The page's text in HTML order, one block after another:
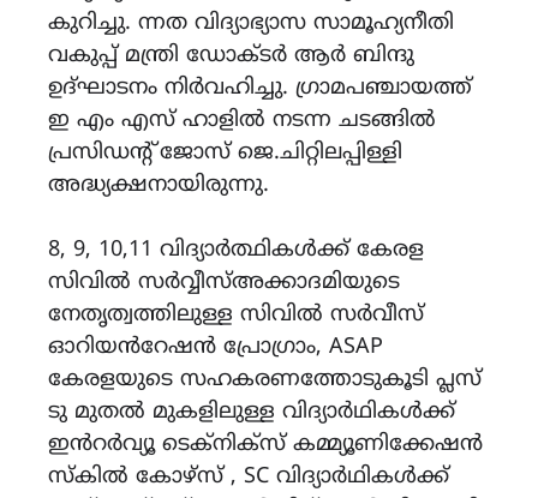
കുറിച്ചു. ന്നത വിദ്യാഭ്യാസ സാമൂഹ്യനീതി
വകുപ്പ് മന്ത്രി ഡോക്ടർ ആർ ബിന്ദു
ഉദ്ഘാടനം നിർവഹിച്ചു. ഗ്രാമപഞ്ചായത്ത്
ഇ എം എസ് ഹാളില്‍ നടന്ന ചടങ്ങില്‍
പ്രസിഡന്‍റ് ജോസ് ജെ.ചിറ്റിലപ്പിള്ളി
അദ്ധ്യക്ഷനായിരുന്നു.
8, 9, 10,11 വിദ്യാര്‍ത്ഥികള്‍ക്ക് കേരള
സിവിൽ സർവ്വീസ്അക്കാദമിയുടെ
നേതൃത്വത്തിലുള്ള സിവിൽ സർവീസ്
ഓറിയൻറേഷൻ പ്രോഗ്രാം, ASAP
കേരളയുടെ സഹകരണത്തോടുകൂടി പ്ലസ്
ടു മുതൽ മുകളിലുള്ള വിദ്യാർഥികൾക്ക്
ഇൻറർവ്യൂ ടെക്നിക്സ് കമ്മ്യൂണിക്കേഷൻ
സ്കിൽ കോഴ്സ് , SC വിദ്യാർഥികൾക്ക്